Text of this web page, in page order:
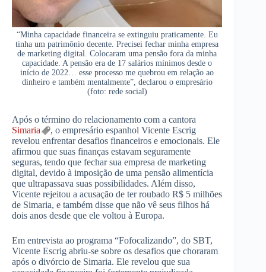
“Minha capacidade financeira se extinguiu praticamente. Eu
tinha um patrimônio decente. Precisei fechar minha empresa
de marketing digital. Colocaram uma pensão fora da minha
capacidade. A pensão era de 17 salários mínimos desde o
início de 2022… esse processo me quebrou em relação ao
dinheiro e também mentalmente”, declarou o empresário
(foto: rede social)
Após o término do relacionamento com a cantora
Simaria
, o empresário espanhol Vicente Escrig
revelou enfrentar desafios financeiros e emocionais. Ele
afirmou que suas finanças estavam seguramente
seguras, tendo que fechar sua empresa de marketing
digital, devido à imposição de uma pensão alimentícia
que ultrapassava suas possibilidades. Além disso,
Vicente rejeitou a acusação de ter roubado R$ 5 milhões
de Simaria, e também disse que não vê seus filhos há
dois anos desde que ele voltou à Europa.
Em entrevista ao programa “Fofocalizando”, do SBT,
Vicente Escrig abriu-se sobre os desafios que choraram
após o divórcio de Simaria. Ele revelou que sua